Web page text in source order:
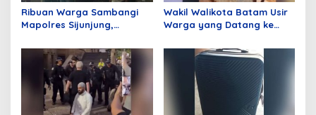
Ribuan Warga Sambangi
Mapolres Sijunjung,
Pemberitaan Terkait
Tambang Dinilai Tidak
Berimbang
Wakil Walikota Batam Usir
Warga yang Datang ke
Merusak Lingkungan,
Ucapan Li Jadi Sorotan